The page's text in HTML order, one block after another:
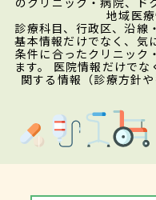
地域医療
診療科目、行政区、沿線
基本情報だけでなく、気
条件に合ったクリニック
ます。 医院情報だけで
関する情報（診療方針